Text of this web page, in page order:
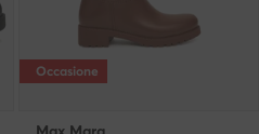
Occasione